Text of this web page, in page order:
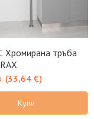
Хромирана тръба
(33,64 €)
Купи